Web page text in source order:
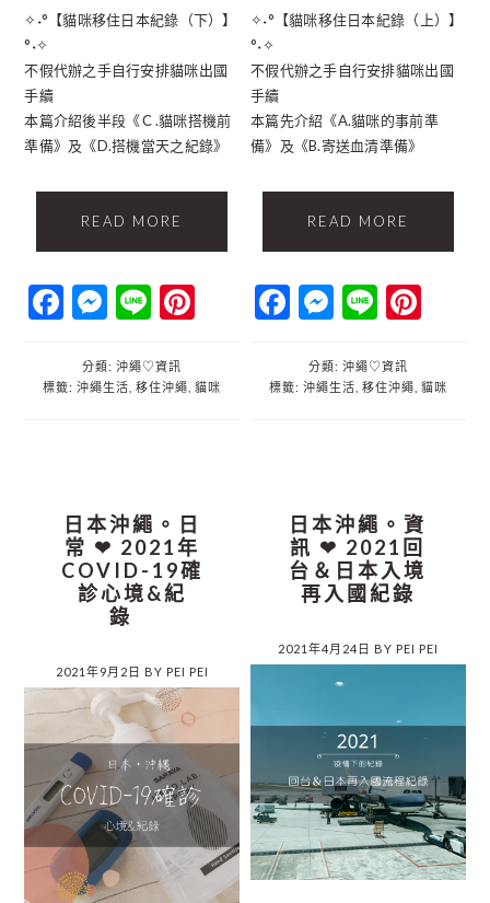
✧˖°【貓咪移住日本紀錄（下）】
°˖✧
不假代辦之手自行安排貓咪出國
手續
本篇介紹後半段《Ｃ.貓咪搭機前
準備》及《D.搭機當天之紀錄》
READ MORE
Facebook
Messenger
Line Pinterest
分類:沖繩♡資訊
標籤:沖繩生活 ,移住沖繩 ,貓咪
✧˖°【貓咪移住日本紀錄（上）】
°˖✧
不假代辦之手自行安排貓咪出國
手續
本篇先介紹《A.貓咪的事前準
備》及《B.寄送血清準備》
READ MORE
Facebook
Messenger
Line
分類: 沖繩♡資訊
標籤: 沖繩生活 移住沖繩 貓咪
日本沖繩。日
常 ❤︎ 2021年
COVID-19確
診心境&紀
錄
2021年9月2日 BY PEI PEI
日本沖繩。資
訊 ❤︎ 2021回
台＆日本入境
再入國紀錄
2021年4月24日 BY PEI PEI